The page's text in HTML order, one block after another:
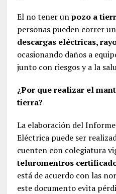
El no tener unpozo a
personas pueden correr
descargas eléctricas,
ocasionando daños a
junto con riesgos y a la
¿Por que realizar el
tierra?
La elaboración del
Eléctrica puede ser
cuenten con colegiatura
teluromentros
está de acuerdo con las
este documento evita